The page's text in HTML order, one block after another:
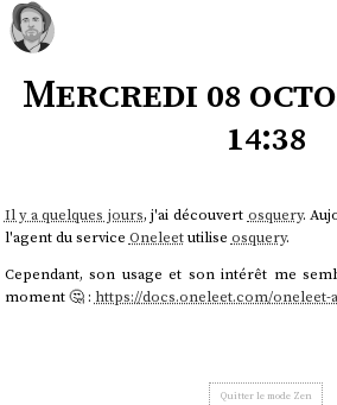
Mercredi 08
14:38
Il y a quelques jours, j'ai découvert osquery.
l'agent du service Oneleetutilise osquery.
Cependant, son usage et son intérêt me
moment 🤔 : https://docs.oneleet.com/
Quitter le mode Zen